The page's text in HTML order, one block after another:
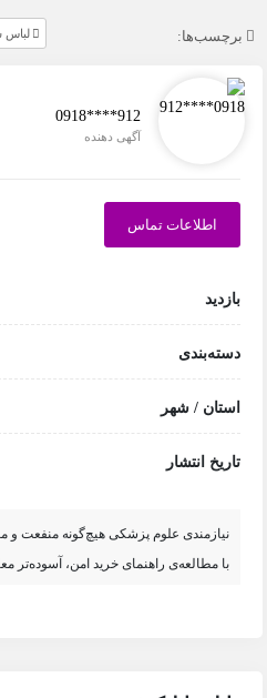
برچسب‌ها:
0918****912
آگهی دهنده
اطلاعات تماس
بازدید
دسته‌بندی
استان / شهر
تاریخ انتشار
نیازمندی علوم پزشکی هیچ‌گونه منفعت و
با مطالعه‌ی راهنمای خرید امن، آسوده‌تر